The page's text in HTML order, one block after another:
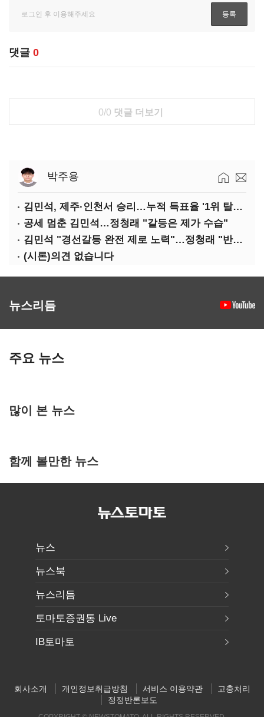
댓글 0
0/0 댓글 더보기
박주용
김민석, 제주·인천서 승리…누적 득표율 '1위 탈환'(종합)
공세 멈춘 김민석…정청래 "갈등은 제가 수습"
김민석 "경선갈등 완전 제로 노력"…정청래 "반명 공세 사과부터"
(시론)의견 없습니다
뉴스리듬
주요 뉴스
많이 본 뉴스
함께 볼만한 뉴스
뉴스
뉴스북
뉴스리듬
토마토증권통 Live
IB토마토
회사소개 개인정보취급방침 서비스 이용약관
고충처리
정정반론보도